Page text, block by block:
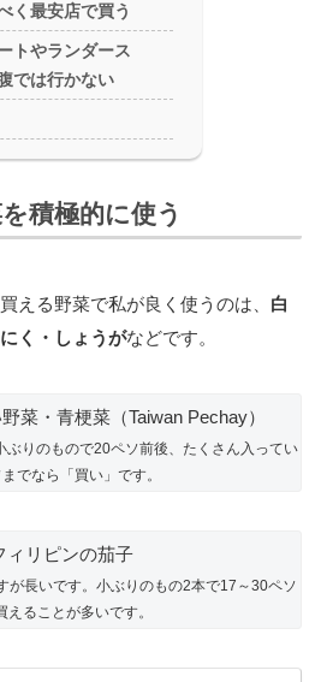
く最安店で買う
トやランダース
では行かない
積極的に使う
える野菜で私が良く使うのは、 白
く・しょうがなどです。
りのもので20ペソ前後、たくさん入ってい
でなら「買い」です。
が長いです。小ぶりのもの2本で17～30ペソ
えることが多いです。